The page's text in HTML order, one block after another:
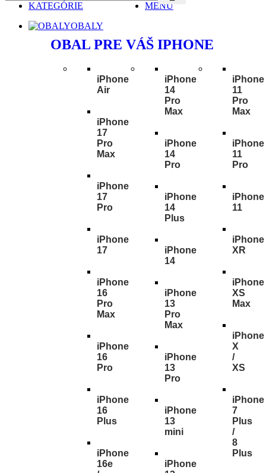
MENU
KATEGÓRIE
OBALY
OBAL PRE VÁŠ IPHONE
iPhone
Air
iPhone
17
Pro
Max
iPhone
17
Pro
iPhone
17
iPhone
16
Pro
Max
iPhone
16
Pro
iPhone
16
Plus
iPhone
16e
iPhone
14
Pro
Max
iPhone
14
Pro
iPhone
14
Plus
iPhone
14
iPhone
13
Pro
Max
iPhone
13
Pro
iPhone
13
mini
iPhone
iPhone
11
Pro
Max
iPhone
11
Pro
iPhone
11
iPhone
XR
iPhone
XS
Max
iPhone
X
/
XS
iPhone
7
Plus
/
8
Plus